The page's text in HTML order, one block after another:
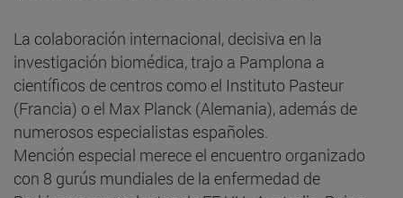
La colaboración internacional, decisiva en la
investigación biomédica, trajo a Pamplona a
científicos de centros como el Instituto Pasteur
(Francia) o el Max Planck (Alemania), además de
numerosos especialistas españoles.
Mención especial merece el encuentro organizado
con 8 gurús mundiales de la enfermedad de